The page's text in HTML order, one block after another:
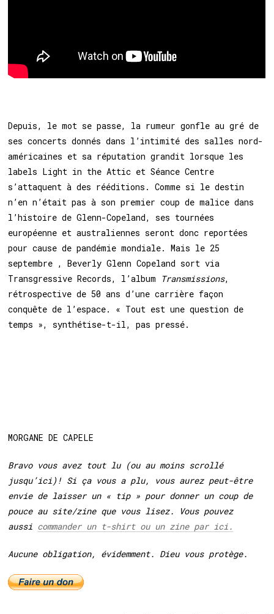
Depuis, le mot se passe, la rumeur gonfle au gré de
ses concerts donnés dans l’intimité des salles nord-
américaines et sa réputation grandit lorsque les
labels Light in the Attic et Séance Centre
s’attaquent à des rééditions. Comme si le destin
n’en n’était pas à son premier coup de malice dans
l’histoire de Glenn-Copeland, ses tournées
européenne et australiennes seront donc reportées
pour cause de pandémie mondiale. Mais le 25
septembre , Beverly Glenn Copeland sort via
Transgressive Records, l’album Transmissions,
rétrospective de 50 ans d’une carrière façon
conquête de l’espace. « Tout est une question de
temps », synthétise-t-il, pas pressé.
MORGANE DE CAPELE
Bravo vous avez tout lu (ou au moins scrollé
jusqu’ici)! Si ça vous a plu, vous aurez peut-être
envie de laisser un « tip » pour donner un coup de
pouce au site/zine que vous lisez. Vous pouvez
aussi commander un t-shirt ou un zine par ici.
Aucune obligation, évidemment. Dieu vous protège.